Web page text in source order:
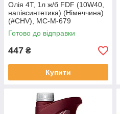
Олія 4T, 1л ж/б FDF (10W40,
напівсинтетика) (Німеччина)
(#CHV), MC-M-679
Готово до відправки
447 ₴
Купити